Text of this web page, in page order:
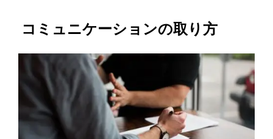
コミュニケーションの取り方